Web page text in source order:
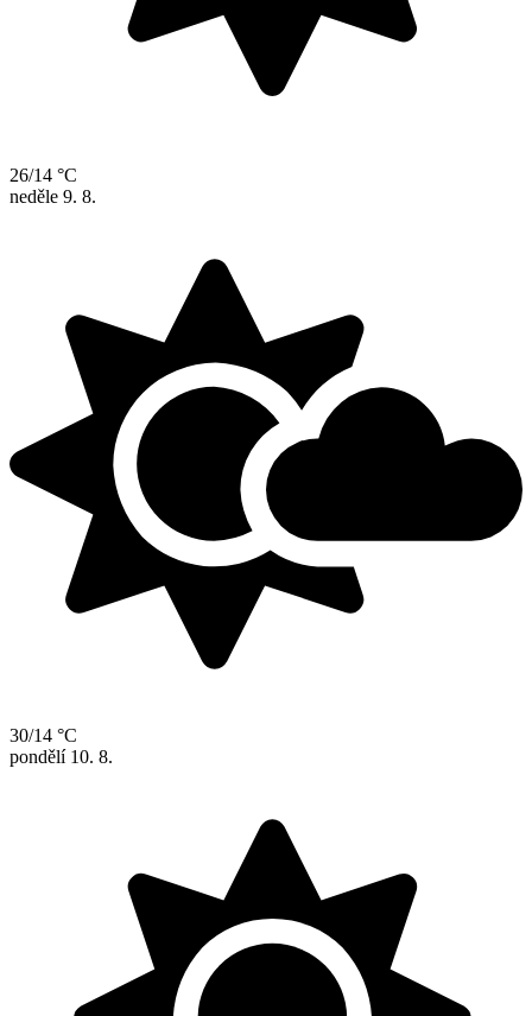
26/14 °C
neděle 9. 8.
30/14 °C
pondělí 10. 8.